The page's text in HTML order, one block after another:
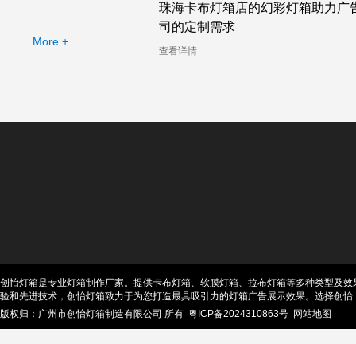
More +
吸睛无比的广州双面卡布灯箱厂
幻彩灯箱案例分析
查看详情
创怡灯箱是专业灯箱制作厂家。提供卡布灯箱、软膜灯箱、拉布灯箱等多种类型及
验和先进技术，创怡灯箱致力于为您打造最具吸引力的灯箱广告展示效果。选择创怡
版权归：广州市创怡灯箱制造有限公司 所有 粤ICP备2024310863号 网站地图